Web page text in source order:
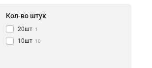
Кол-во штук
20шт 1
10шт 10